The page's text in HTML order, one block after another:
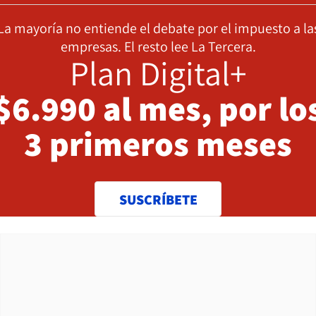
mayoría no entiende el debate por el impuesto a
empresas. El resto lee La Tercera.
Plan Digital+
al mes, por
3 primeros meses
SUSCRÍBETE